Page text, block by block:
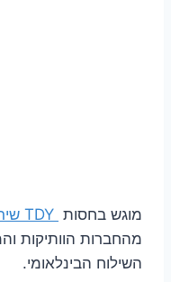
מוגש בחסות
מהחברות הוותיקות
השילוח הבינלאומי.